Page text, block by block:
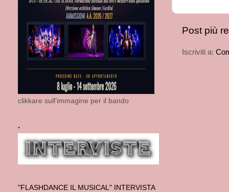
Post più
Iscriviti a:
clikkare sull'immagine per il bando
.
"FLASHDANCE IL MUSICAL" INTERVISTA